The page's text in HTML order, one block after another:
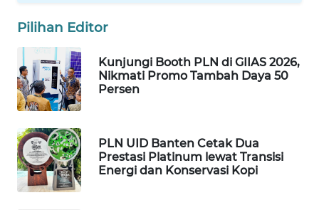
Pilihan Editor
Kunjungi Booth PLN di GIIAS 2026,
Nikmati Promo Tambah Daya 50
Persen
PLN UID Banten Cetak Dua
Prestasi Platinum lewat Transisi
Energi dan Konservasi Kopi
KONSUMEN
WAHANA
LISTRIK
WAHANA
TRAVEL
WAHANA
TV